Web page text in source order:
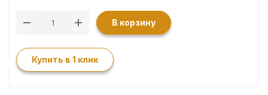
В корзину
Купить в 1 клик